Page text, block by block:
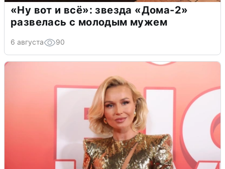
«Ну вот и всё»: звезда «Дома-2»
развелась с молодым мужем
6 августа 90